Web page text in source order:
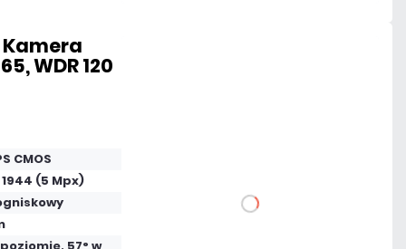
Kamera
WDR 120
CMOS
(5 Mpx)
DO KOSZYKA